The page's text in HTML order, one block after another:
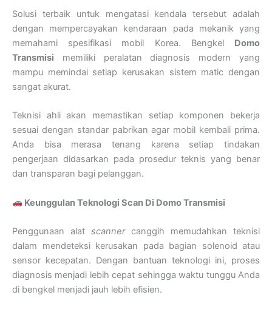
Solusi terbaik untuk mengatasi kendala tersebut adalah
dengan mempercayakan kendaraan pada mekanik yang
memahami spesifikasi mobil Korea. Bengkel Domo
Transmisi memiliki peralatan diagnosis modern yang
mampu memindai setiap kerusakan sistem matic dengan
sangat akurat.
Teknisi ahli akan memastikan setiap komponen bekerja
sesuai dengan standar pabrikan agar mobil kembali prima.
Anda bisa merasa tenang karena setiap tindakan
pengerjaan didasarkan pada prosedur teknis yang benar
dan transparan bagi pelanggan.
Keunggulan Teknologi Scan Di Domo Transmisi
Penggunaan alat scannercanggih memudahkan teknisi
dalam mendeteksi kerusakan pada bagian solenoid atau
sensor kecepatan. Dengan bantuan teknologi ini, proses
diagnosis menjadi lebih cepat sehingga waktu tunggu Anda
di bengkel menjadi jauh lebih efisien.